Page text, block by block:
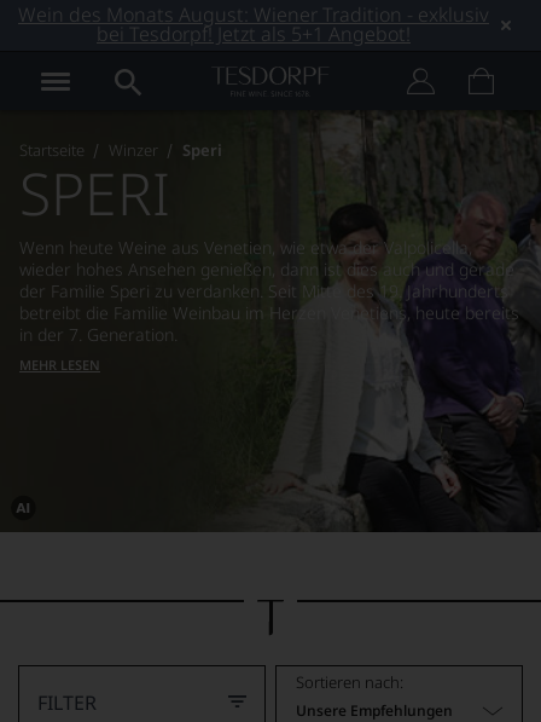
Wein des Monats August: Wiener Tradition - exklusiv
bei Tesdorpf! Jetzt als 5+1 Angebot!
Startseite Winzer Speri
Dieses
von
SPERI
Wenn heute Weine aus Venetien, wie etwa der Valpolicella,
wieder hohes Ansehen genießen, dann ist dies auch und gerade
der Familie Speri zu verdanken. Seit Mitte des 19. Jahrhunderts
betreibt die Familie Weinbau im Herzen Venetiens, heute bereits
in der 7. Generation.
MEHR LESEN
FILTER
Sortieren nach:
Unsere Empfehlungen